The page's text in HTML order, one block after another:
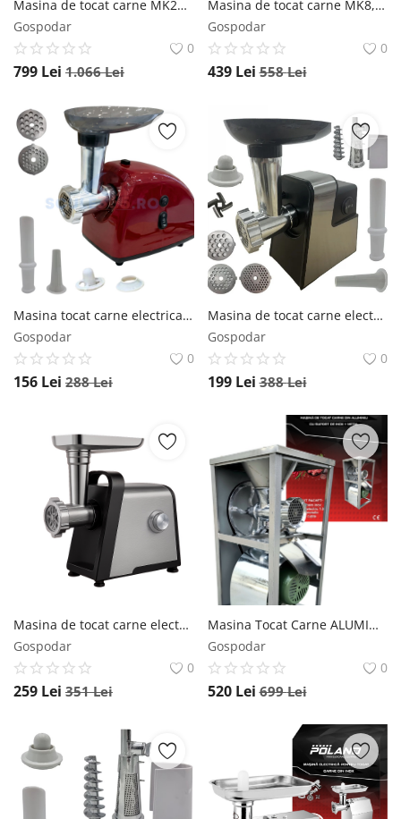
Masina de tocat carne MK22, PROFESIONALA, 4500w, MK22, constructie profesionala inox, 2 site, reverse, Campion CMP1787 CAMPION
Gospodar
0
799 Lei 1.066Lei
Masina de tocat carne MK8, 4500W, *super inox, Accesorii Incluse, 2 site, adaptor carnati, ALTAI PROFESSIONAL CMP1788 CAMPION
Gospodar
0
439 Lei 558Lei
Masina tocat carne electrica 3500W, 1.2kg/min, 2 site inox, functie reverse, rosie, HOLZ Germany PROFESSIONAL CMP1796
Gospodar
0
156 Lei 288Lei
Masina de tocat carne electrica 3500w, 3 site, adaptor suc rosii, 4 in 1 CORP ALUMINIU, Campion CMP1672 CAMPION
Gospodar
0
199 Lei 388Lei
Masina de tocat carne electrica inox 4000W CMP1784, 3in1, 1.6 kg/min, functie Reverse, 3 site inox (3/5/7 mm), accesorii carnati si chiftele, 230V, 3.8 kg, 39.5x29x18.6 cm, model PROFESSIONAL CAMPION
Gospodar
0
259 Lei 351Lei
Masina Tocat Carne ALUMINIU 1500w, 1400rpm, 5 kg/min, 22kg din Aluminiu cu Suport Inox POLAND
Gospodar
0
520 Lei 699Lei